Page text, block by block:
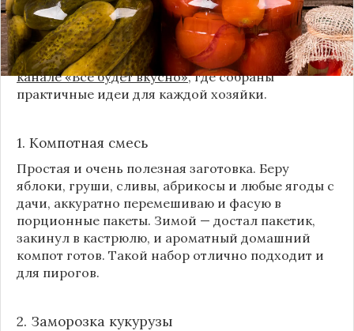
Сегодня я делюсь своими любимыми рецептами
без банок и долгих стерилизаций. Подробнее и с
пошаговыми инструкциями их можно найти на
канале «Все будет вкусно», где собраны
практичные идеи для каждой хозяйки.
1. Компотная смесь
Простая и очень полезная заготовка. Беру
яблоки, груши, сливы, абрикосы и любые ягоды с
дачи, аккуратно перемешиваю и фасую в
порционные пакеты. Зимой — достал пакетик,
закинул в кастрюлю, и ароматный домашний
компот готов. Такой набор отлично подходит и
для пирогов.
2. Заморозка кукурузы